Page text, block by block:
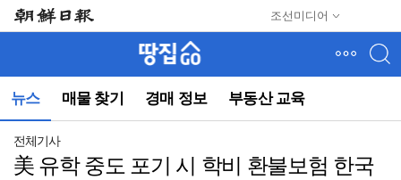
조선미디어
뉴스 매물 찾기 경매 정보 부동산 교육
뉴
(컨
전체기사
美 유학 중도 포기 시 학비 환불보험 한국